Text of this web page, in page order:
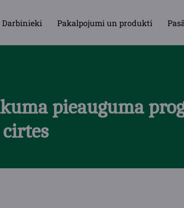
Darbinieki Pakalpojumi un produkti
pieauguma